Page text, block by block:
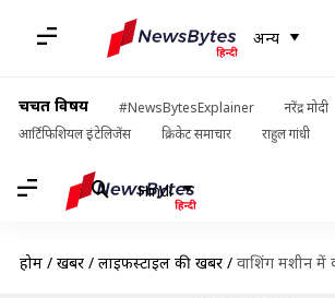
अन्य
चर्चित विषय #NewsBytesExplainer
नरेंद्र मोदी
आर्टिफिशियल इंटेलिजेंस
क्रिकेट समाचार राहुल गांधी
Hindi
होम / खबरें / लाइफस्टाइल की खबरें / वाशिंग मशीन में कभी नहीं